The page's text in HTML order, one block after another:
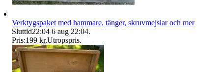
Verktygspaket med hammare, tänger, skruvmejslar och mer
Sluttid22:04 6 aug 22:04.
Pris:199 kr,Utropspris.